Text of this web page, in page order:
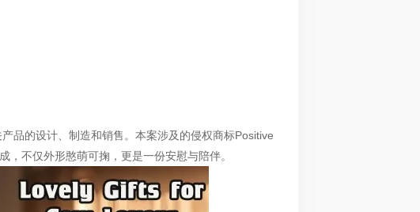
品的设计、制造和销售。本案涉及的侵权商标Positive
不仅外形憨萌可掬，更是一份安慰与陪伴。